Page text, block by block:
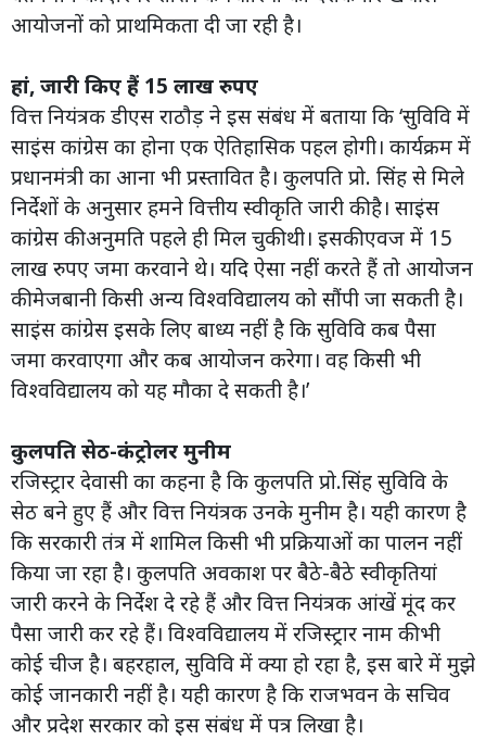
आयोजनों को प्राथमिकता दी जा रही है।
हां, जारी किए हैं 15 लाख रुपए
वित्त नियंत्रक डीएस राठौड़ ने इस संबंध में बताया कि ‘सुविवि में
साइंस कांग्रेस का होना एक ऐतिहासिक पहल होगी। कार्यक्रम में
प्रधानमंत्री का आना भी प्रस्तावित है। कुलपति प्रो. सिंह से मिले
निर्देशों के अनुसार हमने वित्तीय स्वीकृति जारी की है। साइंस
कांग्रेस की अनुमति पहले ही मिल चुकी थी। इसकी एवज में 15
लाख रुपए जमा करवाने थे। यदि ऐसा नहीं करते हैं तो आयोजन
की मेजबानी किसी अन्य विश्वविद्यालय को सौंपी जा सकती है।
साइंस कांग्रेस इसके लिए बाध्य नहीं है कि सुविवि कब पैसा
जमा करवाएगा और कब आयोजन करेगा। वह किसी भी
विश्वविद्यालय को यह मौका दे सकती है।’
कुलपति सेठ-कंट्रोलर मुनीम
रजिस्ट्रार देवासी का कहना है कि कुलपति प्रो.सिंह सुविवि के
सेठ बने हुए हैं और वित्त नियंत्रक उनके मुनीम है। यही कारण है
कि सरकारी तंत्र में शामिल किसी भी प्रक्रियाओं का पालन नहीं
किया जा रहा है। कुलपति अवकाश पर बैठे-बैठे स्वीकृतियां
जारी करने के निर्देश दे रहे हैं और वित्त नियंत्रक आंखें मूंद कर
पैसा जारी कर रहे हैं। विश्वविद्यालय में रजिस्ट्रार नाम की भी
कोई चीज है। बहरहाल, सुविवि में क्या हो रहा है, इस बारे में मुझे
कोई जानकारी नहीं है। यही कारण है कि राजभवन के सचिव
और प्रदेश सरकार को इस संबंध में पत्र लिखा है।